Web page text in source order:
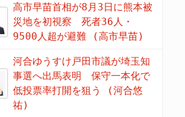
高市早苗首相が8月3日に熊本被
災地を初視察 死者36人・
9500人超が避難 (高市早苗)
河合ゆうすけ戸田市議が埼玉知
事選へ出馬表明 保守一本化で
低投票率打開を狙う (河合悠
祐)